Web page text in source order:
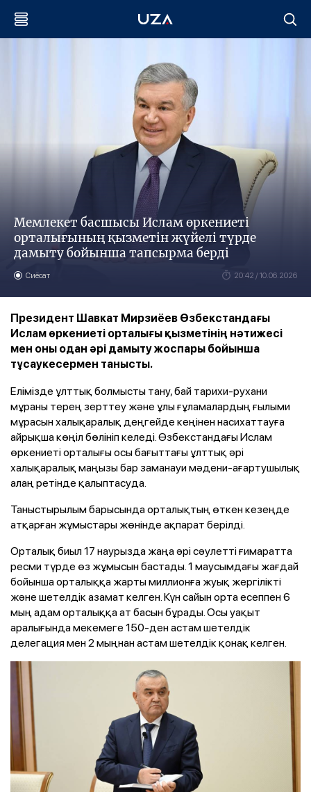
Мемлекет басшысы Ислам өркениеті
орталығының қызметін жүйелі түрде
дамыту бойынша тапсырма берді
Сиёсат 20:42 / 10.06.2026
Президент Шавкат Мирзиёев Өзбекстандағы
Ислам өркениеті орталығы қызметінің нәтижесі
мен оны одан әрі дамыту жоспары бойынша
тұсаукесермен танысты.
Елімізде ұлттық болмысты тану, бай тарихи-рухани
мұраны терең зерттеу және ұлы ғұламалардың ғылыми
мұрасын халықаралық деңгейде кеңінен насихаттауға
айрықша көңіл бөлініп келеді. Өзбекстандағы Ислам
өркениеті орталығы осы бағыттағы ұлттық әрі
халықаралық маңызы бар заманауи мәдени-ағартушылық
алаң ретінде қалыптасуда.
Таныстырылым барысында орталықтың өткен кезеңде
атқарған жұмыстары жөнінде ақпарат берілді.
Орталық биыл 17 наурызда жаңа әрі сәулетті ғимаратта
ресми түрде өз жұмысын бастады. 1 маусымдағы жағдай
бойынша орталыққа жарты миллионға жуық жергілікті
және шетелдік азамат келген. Күн сайын орта есеппен 6
мың адам орталыққа ат басын бұрады. Осы уақыт
аралығында мекемеге 150-ден астам шетелдік
делегация мен 2 мыңнан астам шетелдік қонақ келген.